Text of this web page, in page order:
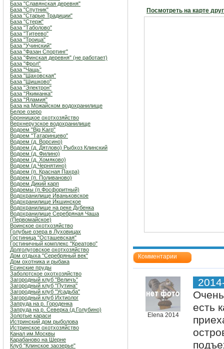
База "Славянская деревня"
База "Спутник"
База "Старые Традиции"
База "Стерж"
База "Таболово"
База "Титеево"
База "Троица"
База "Учинский"
База "Фазан Спортинг"
База "Финская деревня" (не работает)
База "Фрол"
База "Чащь"
База "Шаховская"
База "Шишково"
База "Электрон"
База "Якиманка"
База "Яламия"
База на Можайском водохранилище
Белое озеро
Бронницкое охотхозяйство
Верхнерузское водохранилище
Водоем "Big Karp"
Водоем "Татаринцево"
Водоем (д. Ворсино)
Водоем (д. Дятлово) Рыбхоз Клинский
Водоем (д. Филино)
Водоем (д. Хомяково)
Водоем (д.Чернятино)
Водоем (п. Красная Пахра)
Водоем (п. Поливаново)
Водоем Дикий карп
Водоемы (п.Фосфоритный)
Водохранилище Иваньковское
Водохранилище Икшинское
Водохранилище на реке Дубенка
Водохранилище Серебряная Чаша
(Первомайское)
Воинское охотхозяйство
Голубые озера в Луховицах
Гостиница "Осташевcкая"
Гостиничный комплекс "Креатово"
Долголуговское охотхозяйство
Дом отдыха "Серебряный век"
Дом охотника и рыбака
Есинские пруды
Заболотское охотхозяйство
Загородный клуб "Величъ"
Загородный клуб "Путина"
Загородный клуб "Усадьба"
Загородный клуб Ихтиолог
Запруда на р. Городенка
Запруда на р. Северка (д.Голубино)
Золотые караси
Истринский дом рыболова
Истринское охотхозяйство
Канал им.Москвы
Карабаново на Шерне
Клуб "Клинское заозерье"
Посмотреть на карте
Комментарии
Elena 2014
есть